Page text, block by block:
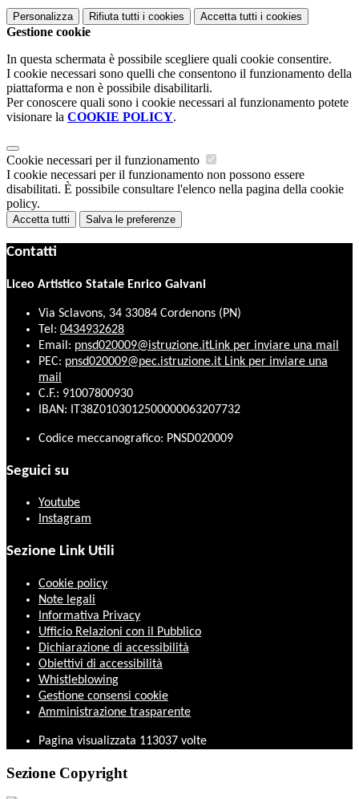
Personalizza Rifiuta tutti i cookies Accetta tutti i cookies
Gestione cookie
In questa schermata è possibile scegliere quali cookie consentire.
I cookie necessari sono quelli che consentono il funzionamento della
piattaforma e non è possibile disabilitarli.
Per conoscere quali sono i cookie necessari al funzionamento potete
visionare la COOKIE POLICY.
Cookie necessari per il funzionamento
I cookie necessari per il funzionamento non possono essere
disabilitati. È possibile consultare l'elenco nella pagina della cookie
policy.
Accetta tutti Salva le preferenze
Contatti
Liceo Artistico Statale Enrico Galvani
Via Sclavons, 34 33084 Cordenons (PN)
Tel: 0434932628
Email: pnsd020009@istruzione.itLink per inviare una mail
PEC: pnsd020009@pec.istruzione.it Link per inviare una
mail
C.F.: 91007800930
IBAN: IT38Z0103012500000063207732
Codice meccanografico: PNSD020009
Seguici su
Youtube
Instagram
Sezione Link Utili
Cookie policy
Note legali
Informativa Privacy
Ufficio Relazioni con il Pubblico
Dichiarazione di accessibilità
Obiettivi di accessibilità
Whistleblowing
Gestione consensi cookie
Amministrazione trasparente
Pagina visualizzata 113037 volte
Sezione Copyright